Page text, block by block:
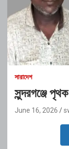
সারাদেশ
সুন্দরগঞ্জে
June 16, 2026